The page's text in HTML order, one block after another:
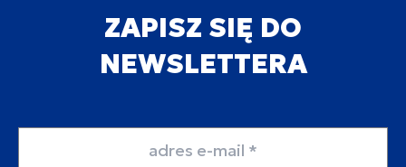
ZAPISZ SIĘ DO
NEWSLETTERA